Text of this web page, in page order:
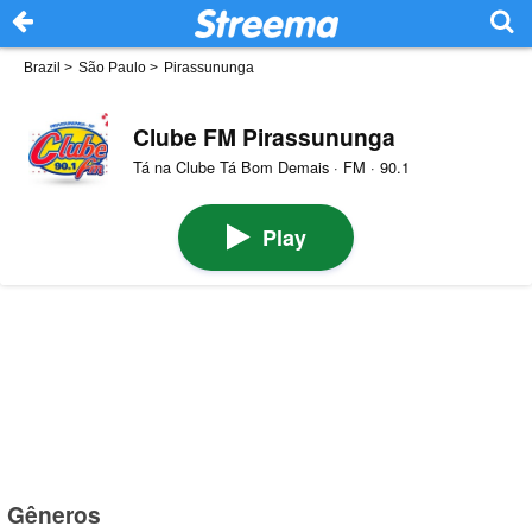
Brazil > São Paulo > Pirassununga
Clube FM Pirassununga
Tá na Clube Tá Bom Demais · FM · 90.1
Play
Gêneros